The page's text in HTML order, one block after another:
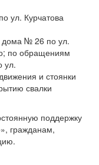
ул. Курчатова
дома № 26 по ул.
по обращениям
ул.
и стоянки
свалки
поддержку
гражданам,